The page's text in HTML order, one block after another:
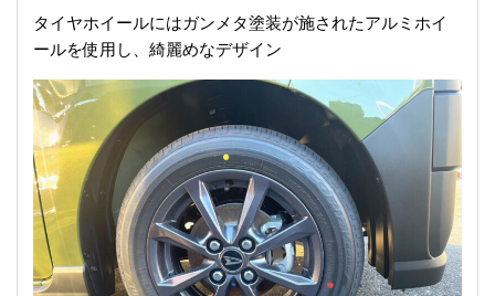
タイヤホイールにはガンメタ塗装が施されたアルミホイ
ールを使用し、綺麗めなデザイン